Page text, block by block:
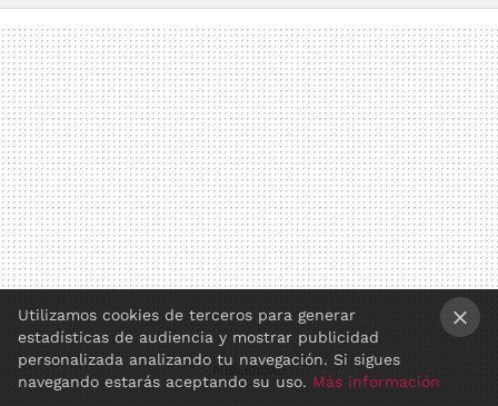
FACEBOOK
TWITTERFLIPBOARD
E-
MAIL
WHATSAPP
Utilizamos cookies de terceros para generar
estadísticas de audiencia y mostrar publicidad
personalizada analizando tu navegación. Si sigues
navegando estarás aceptando su uso. Más información